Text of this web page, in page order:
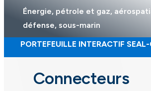
Énergie, pétrole et gaz,
défense, sous-marin
PORTEFEUILLE INTERACTIF
Connecteurs